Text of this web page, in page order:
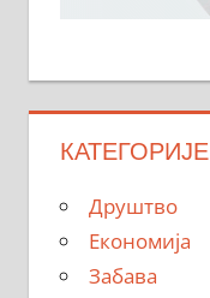
КАТЕГОРИЈЕ
Друштво
Економија
Забава